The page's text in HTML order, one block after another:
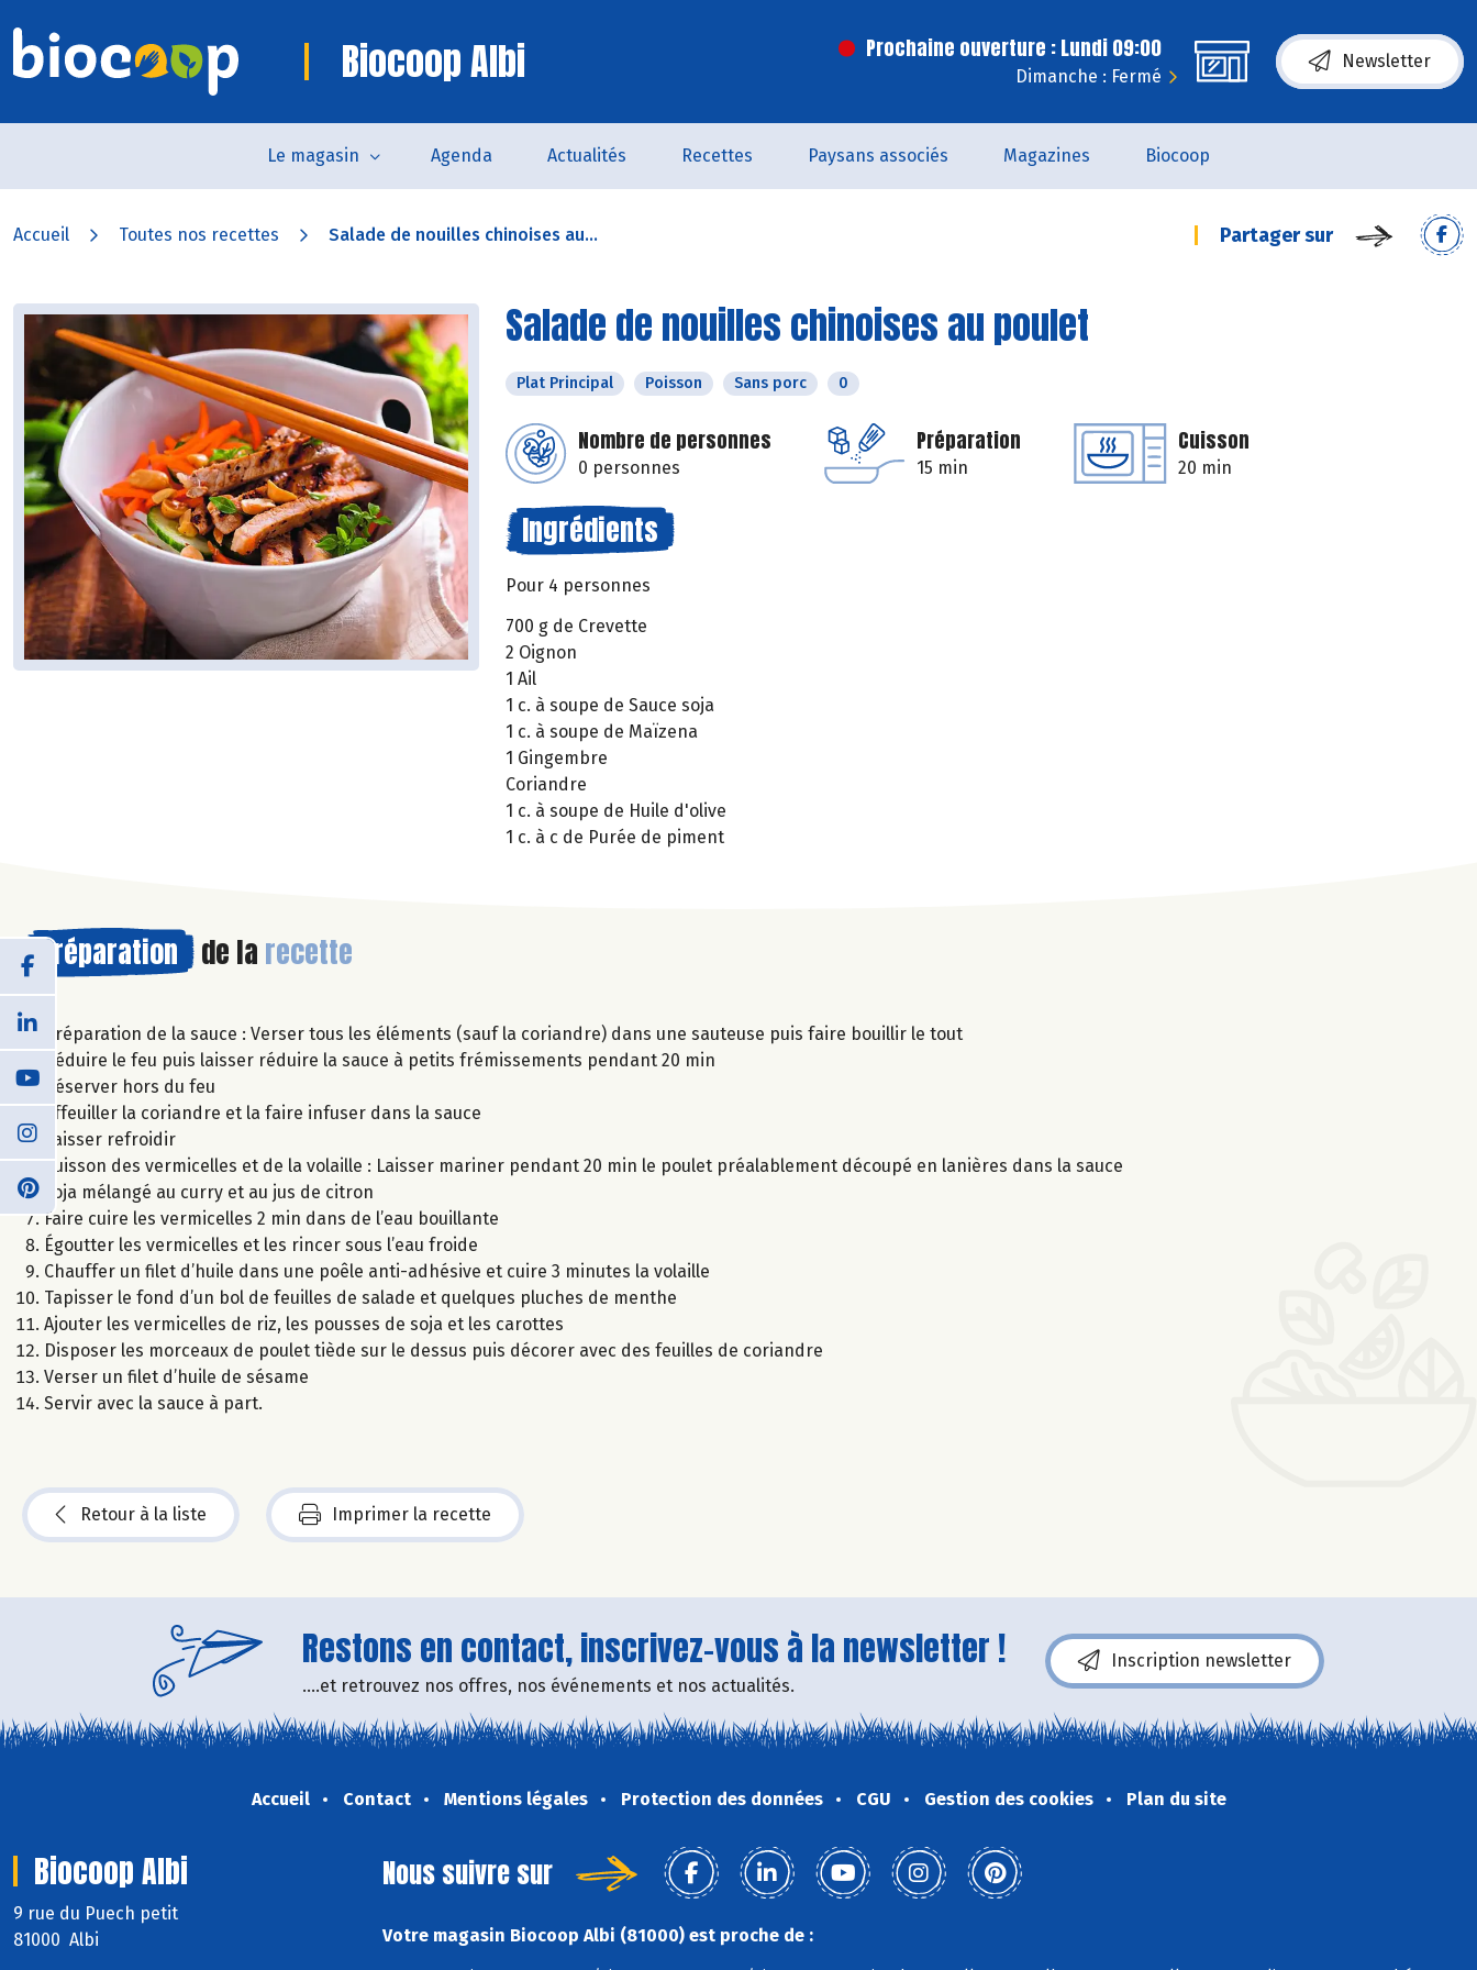
Biocoop Albi Prochaine ouverture : Lundi 09:00
Dimanche : Fermé
Newsletter
Le magasin Agenda Actualités Recettes Paysans associés Magazines Biocoop
Accueil Toutes nos recettes Salade de nouilles chinoises au... Partager sur
Salade de nouilles chinoises au poulet
Plat Principal Poisson Sans porc 0
Nombre de personnes
0 personnes
Préparation
15 min
Cuisson
20 min
Ingrédients
Pour 4 personnes
700 g de Crevette
2 Oignon
1 Ail
1 c. à soupe de Sauce soja
1 c. à soupe de Maïzena
1 Gingembre
Coriandre
1 c. à soupe de Huile d'olive
1 c. à c de Purée de piment
Préparation de la recette
Préparation de la sauce : Verser tous les éléments (sauf la coriandre) dans une sauteuse puis faire bouillir le tout
Réduire le feu puis laisser réduire la sauce à petits frémissements pendant 20 min
Réserver hors du feu
Effeuiller la coriandre et la faire infuser dans la sauce
Laisser refroidir
Cuisson des vermicelles et de la volaille : Laisser mariner pendant 20 min le poulet préalablement découpé en lanières dans la sauce
soja mélangé au curry et au jus de citron
Faire cuire les vermicelles 2 min dans de l’eau bouillante
Égoutter les vermicelles et les rincer sous l’eau froide
Chauffer un filet d’huile dans une poêle anti-adhésive et cuire 3 minutes la volaille
Tapisser le fond d’un bol de feuilles de salade et quelques pluches de menthe
Ajouter les vermicelles de riz, les pousses de soja et les carottes
Disposer les morceaux de poulet tiède sur le dessus puis décorer avec des feuilles de coriandre
Verser un filet d’huile de sésame
Servir avec la sauce à part.
Retour à la liste Imprimer la recette
Restons en contact, inscrivez-vous à la newsletter !
....et retrouvez nos offres, nos événements et nos actualités.
Inscription newsletter
Accueil Contact Mentions légales Protection des données CGU Gestion des cookies Plan du site
Biocoop Albi
9 rue du Puech petit
81000 Albi
Nous suivre sur
Votre magasin Biocoop Albi (81000) est proche de :